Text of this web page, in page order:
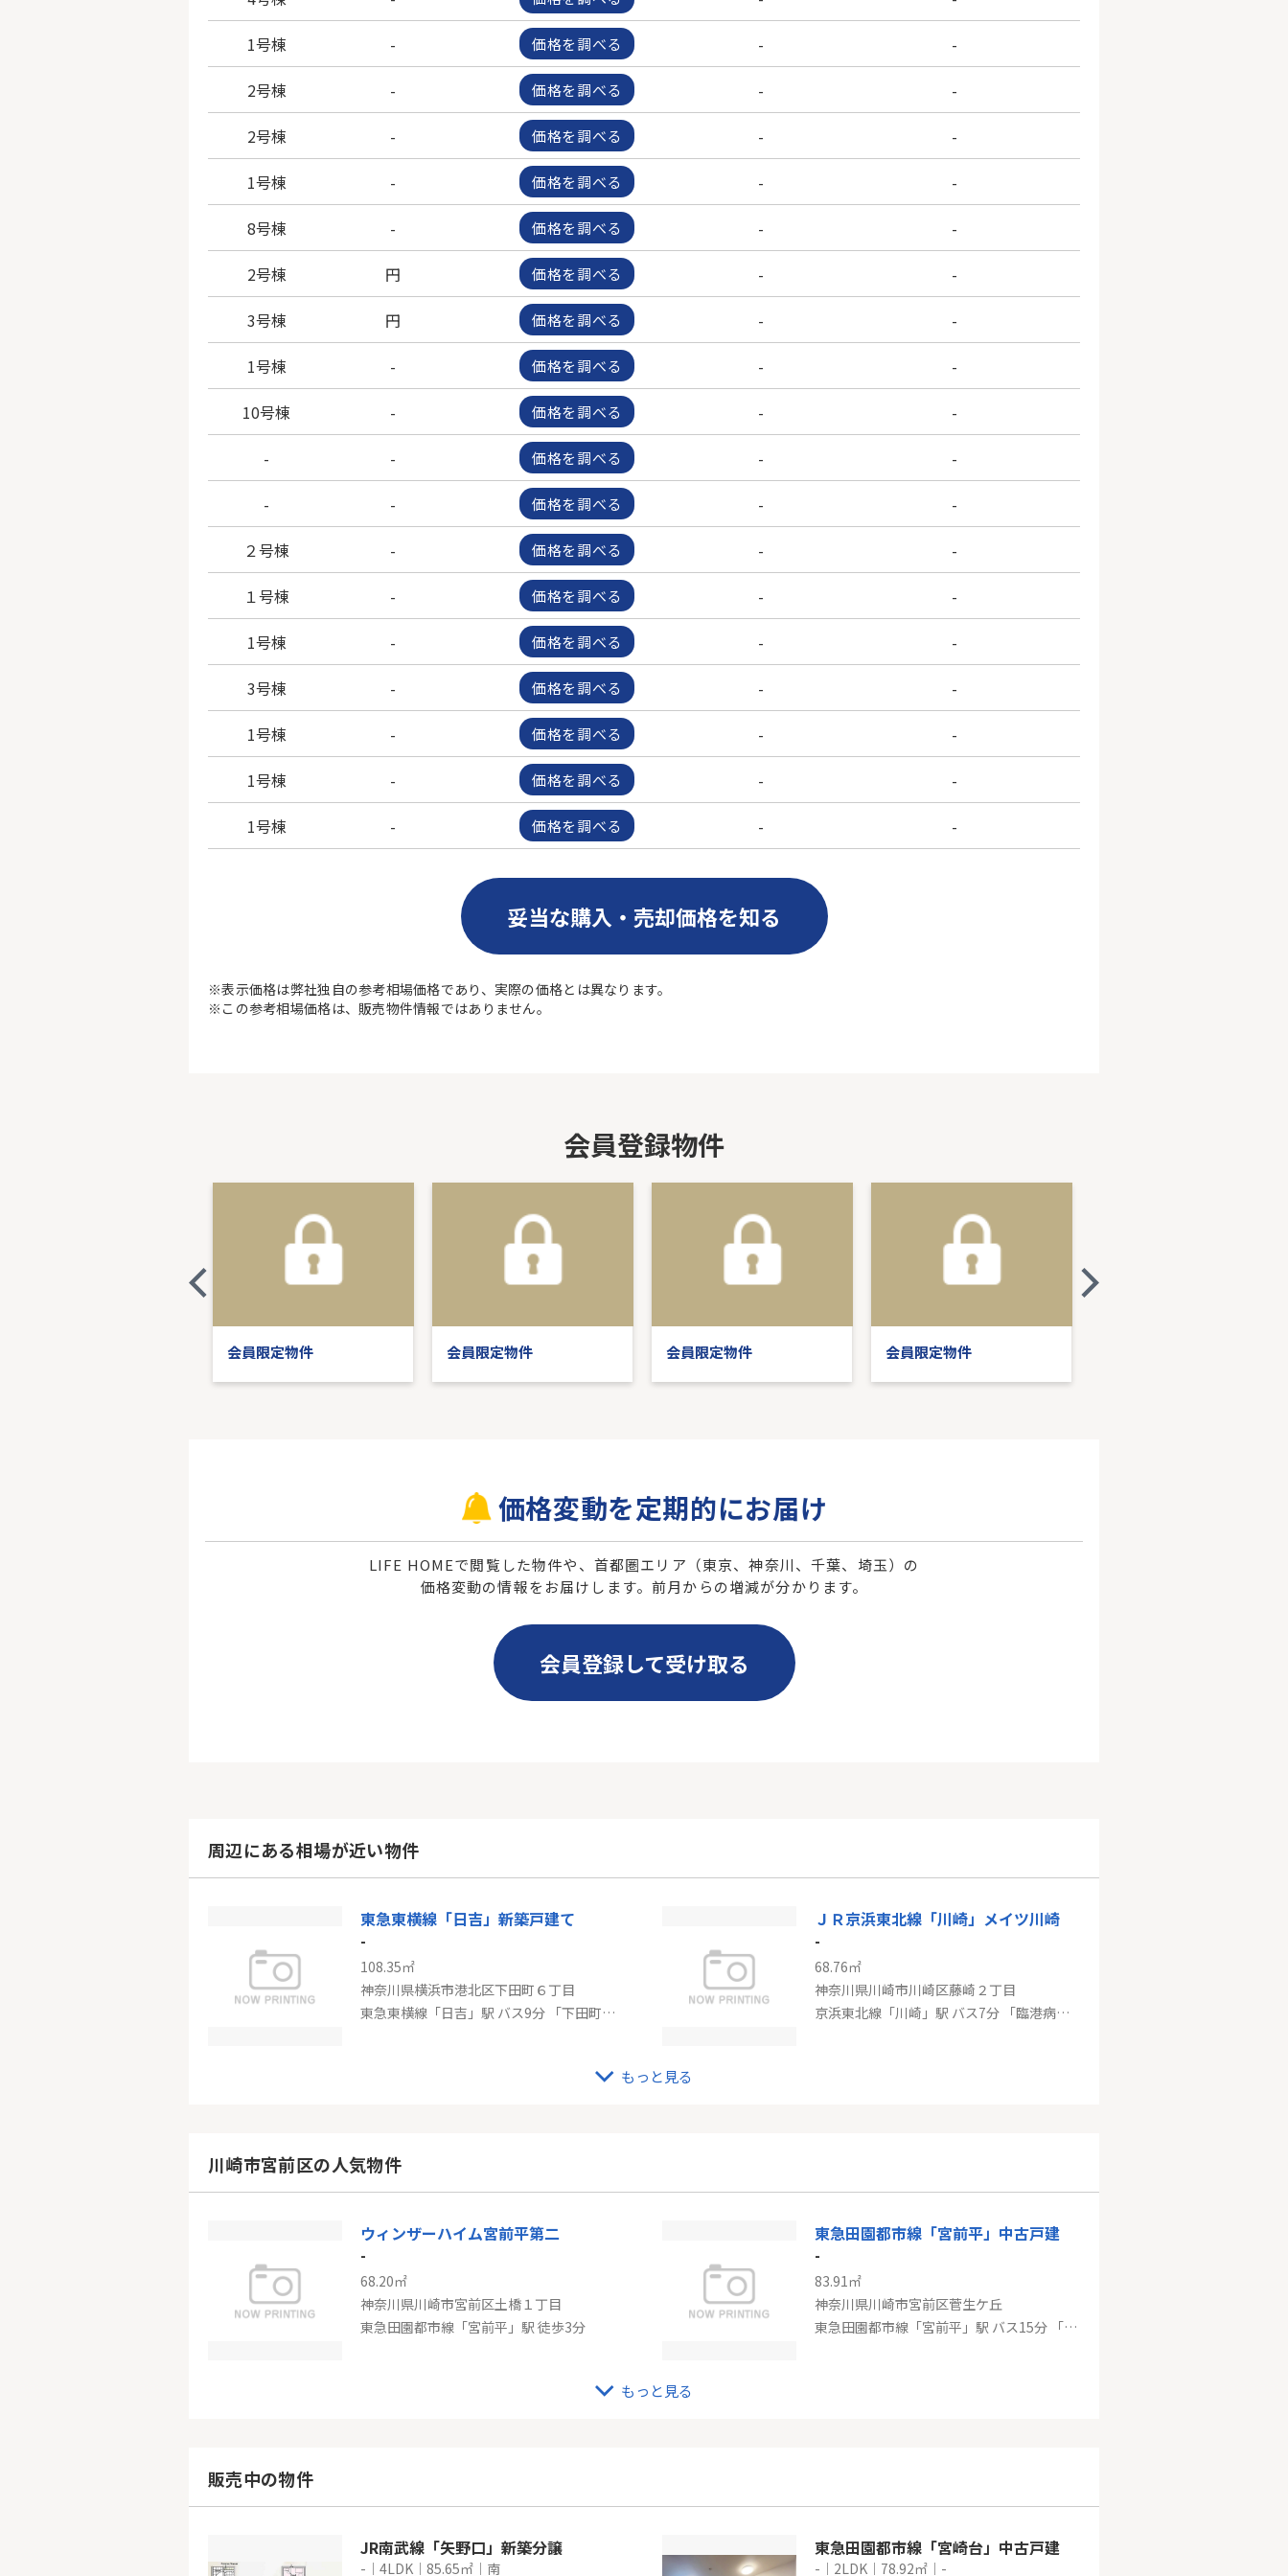
1号棟
- 価格を調べる -
-
2号棟
- 価格を調べる -
-
2号棟
- 価格を調べる -
-
1号棟
- 価格を調べる -
-
8号棟
- 価格を調べる -
-
2号棟
円 価格を調べる -
-
3号棟
円 価格を調べる -
-
1号棟
- 価格を調べる -
-
10号棟
- 価格を調べる -
-
-
- 価格を調べる -
-
-
- 価格を調べる -
-
２号棟
- 価格を調べる -
-
１号棟
- 価格を調べる -
-
1号棟
- 価格を調べる -
-
3号棟
- 価格を調べる -
-
1号棟
- 価格を調べる -
-
1号棟
- 価格を調べる -
-
1号棟
- 価格を調べる - -
妥当な購入・売却価格を知る
※表示価格は弊社独自の参考相場価格であり、実際の価格とは異なります。
※この参考相場価格は、販売物件情報ではありません。
会員登録物件
会員限定物件 会員限定物件 会員限定物件 会員限定物件
価格変動を定期的にお届け
LIFE HOMEで閲覧した物件や、首都圏エリア（東京、神奈川、千葉、埼玉）の
価格変動の情報をお届けします。前月からの増減が分かります。
会員登録して受け取る
周辺にある相場が近い物件
東急東横線「日吉」新築戸建て
-
108.35㎡
神奈川県横浜市港北区下田町６丁目
東急東横線「日吉」駅 バス9分 「下田町」 停歩6分
ＪＲ京浜東北線「川崎」メイツ川崎
-
68.76㎡
神奈川県川崎市川崎区藤崎２丁目
京浜東北線「川崎」駅 バス7分 「臨港病院前」 停歩3分
ＪＲ京浜東北線「鶴見」ルネス横濱鶴見
神奈川県横浜市鶴見区鶴見中央１丁目
京浜東北線「鶴見」駅 徒歩4分
もっと見る
川崎市宮前区の人気物件
ウィンザーハイム宮前平第二
-
68.20㎡
神奈川県川崎市宮前区土橋１丁目
東急田園都市線「宮前平」駅 徒歩3分
東急田園都市線「宮前平」中古戸建
-
83.91㎡
神奈川県川崎市宮前区菅生ケ丘
東急田園都市線「宮前平」駅 バス15分 「聖マリアンナ医大下」 停歩3分
東急田園都市線「宮前平」中古戸建
もっと見る
販売中の物件
JR南武線「矢野口」新築分譲
-｜4LDK｜85.65㎡｜南
東急田園都市線「宮崎台」中古戸建
-｜2LDK｜78.92㎡｜-